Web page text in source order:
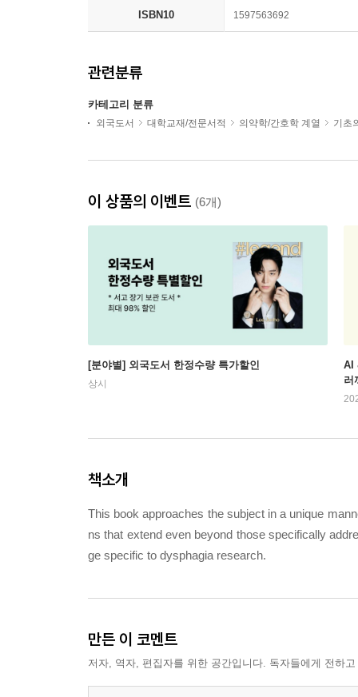
ISBN10 1597563692
관련분류
카테고리 분류
외국도서 대학교재/전문서적 의약학/간호학 계열 기초
이 상품의 이벤트 (6개)
[분야별] 외국도서 한정수량 특가할인
상시
AI
러
책소개
This book approaches the subject in a unique
ns that extend even beyond those specifically
ge specific to dysphagia research.
만든 이 코멘트
저자, 역자, 편집자를 위한 공간입니다. 독자들에게 전하